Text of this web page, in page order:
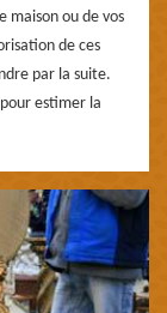
maison ou de vos
de ces
par la suite.
estimer la